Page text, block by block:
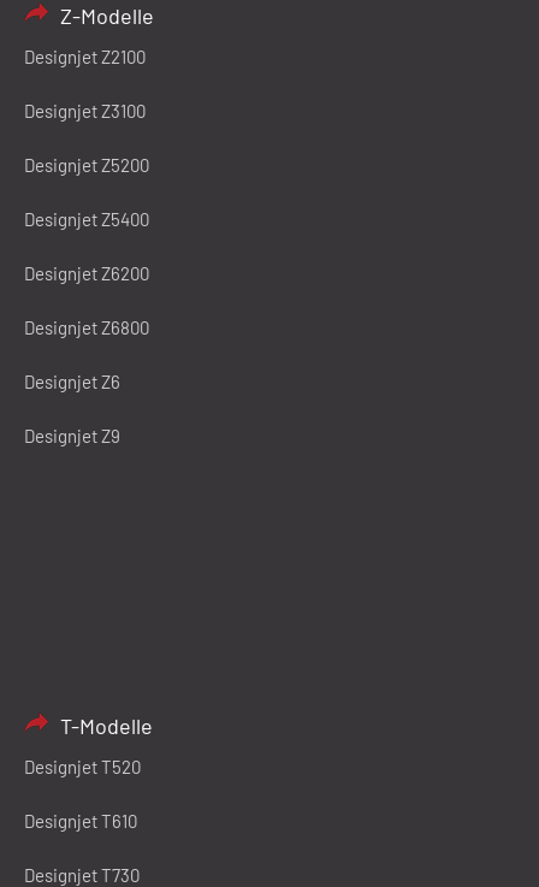
Z-Modelle
Designjet Z2100
Designjet Z3100
Designjet Z5200
Designjet Z5400
Designjet Z6200
Designjet Z6800
Designjet Z6
Designjet Z9
T-Modelle
Designjet T520
Designjet T610
Designjet T730